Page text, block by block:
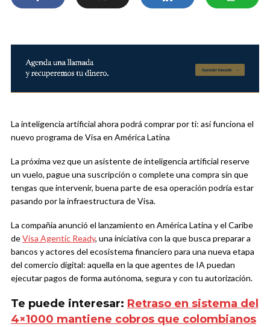
La inteligencia artificial ahora podrá comprar por ti: así funciona el
nuevo programa de Visa en América Latina
La próxima vez que un asistente de inteligencia artificial reserve
un vuelo, pague una suscripción o complete una compra sin que
tengas que intervenir, buena parte de esa operación podría estar
pasando por la infraestructura de Visa.
La compañía anunció el lanzamiento en América Latina y el Caribe
deVisa Agentic Ready, una iniciativa con la que busca preparar a
bancos y actores del ecosistema financiero para una nueva etapa
del comercio digital: aquella en la que agentes de IA puedan
ejecutar pagos de forma autónoma, segura y con tu autorización.
Te puede interesar: Retraso en sistema del
4×1000 mantiene cobros que colombianos